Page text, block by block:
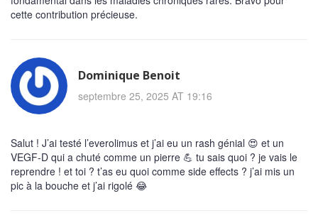
cette contribution précieuse.
Dominique Benoit
septembre 25, 2025 AT 19:16
Salut ! J’ai testé l’everolimus et j’ai eu un rash génial 😍 et un
VEGF-D qui a chuté comme un pierre 💪 tu sais quoi ? je vais le
reprendre ! et toi ? t’as eu quoi comme side effects ? j’ai mis un
pic à la bouche et j’ai rigolé 😂